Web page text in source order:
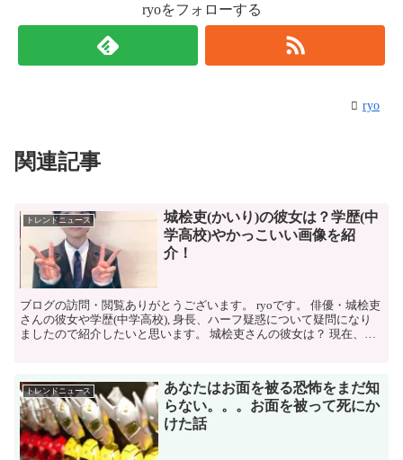
ryoをフォローする
ryo
関連記事
トレンドニュース
城桧吏(かいり)の彼女は？学歴(中
学高校)やかっこいい画像を紹
介！
ブログの訪問・閲覧ありがとうございます。 ryoです。 俳優・城桧吏
さんの彼女や学歴(中学高校), 身長、ハーフ疑惑について疑問になり
ましたので紹介したいと思います。 城桧吏さんの彼女は？ 現在、彼
トレンドニュース
あなたはお面を被る恐怖をまだ知
らない。。。お面を被って死にか
けた話